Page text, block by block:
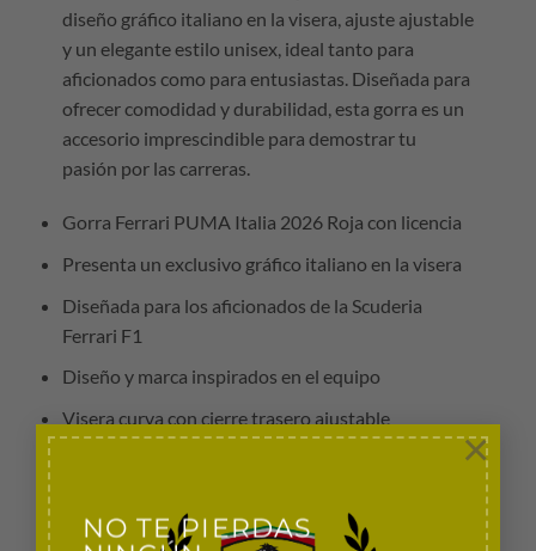
NO TE PIERDAS
×
diseño gráfico italiano en la visera, ajuste ajustable
y un elegante estilo unisex, ideal tanto para
aficionados como para entusiastas. Diseñada para
ofrecer comodidad y durabilidad, esta gorra es un
accesorio imprescindible para demostrar tu
pasión por las carreras.
Gorra Ferrari PUMA Italia 2026 Roja con licencia
Presenta un exclusivo gráfico italiano en la visera
Diseñada para los aficionados de la Scuderia
Ferrari F1
Diseño y marca inspirados en el equipo
Visera curva con cierre trasero ajustable
Hecho en Filipinas